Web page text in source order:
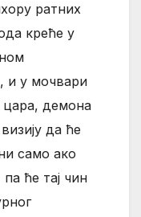
ратних
креће у
и у мочвари
цара, демона
да ће
само ако
ће тај чин